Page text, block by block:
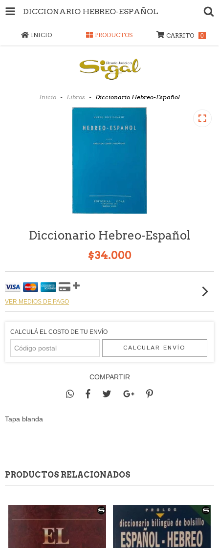
DICCIONARIO HEBREO-ESPAÑOL
INICIO PRODUCTOS CARRITO 0
Inicio - Libros - Diccionario Hebreo-Español
Diccionario Hebreo-Español
$34.000
VER MEDIOS DE PAGO
CALCULÁ EL COSTO DE TU ENVÍO
CALCULAR ENVÍO
COMPARTIR
Tapa blanda
PRODUCTOS RELACIONADOS